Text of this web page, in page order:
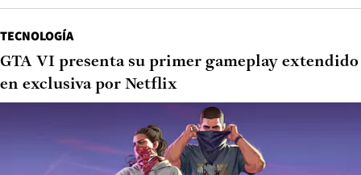
TECNOLOGÍA
GTA VI presenta su primer gameplay extendido
en exclusiva por Netflix